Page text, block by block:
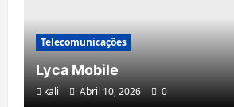
Trotec
kali Abril 10, 2026
Telecomunicações
Lyca Mobile
kali Abril 10, 2026 0